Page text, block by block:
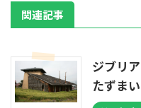
関連記事
ジブリ
たずま